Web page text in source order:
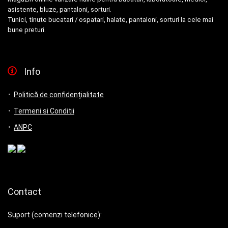
asistente, bluze, pantaloni, sorturi.
Tunici, tinute bucatari / ospatari, halate, pantaloni, sorturi la cele mai
bune preturi.
Info
Politică de confidențialitate
Termeni si Conditii
ANPC
Contact
Suport (comenzi telefonice):